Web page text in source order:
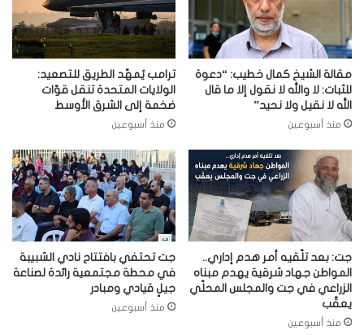
مقالة الشيخ كمال خطيب: “دعوة
للثبات: لا والله لا نقول إلا ما قال
الله لا نقيل ولا نحيد”
منذ أسبوعين
ترامب يُمهّد الطريق للتصعيد:
الولايات المتحدة تنقل قوّات
ضخمة إلى الشرق الأوسط
منذ أسبوعين
جت: بعد تلّقيه أمر هدم إداري..
المواطن جهاد شرقية يهدم مبناه
الزراعي في جت والمجلس المحلّي
يعقّب
منذ أسبوعين
جت تحتفي بافتتاح نادي الشبيبة
في محطة مجتمعية رائدة لصناعة
جيلٍ قيادي ومبادر
منذ أسبوعين